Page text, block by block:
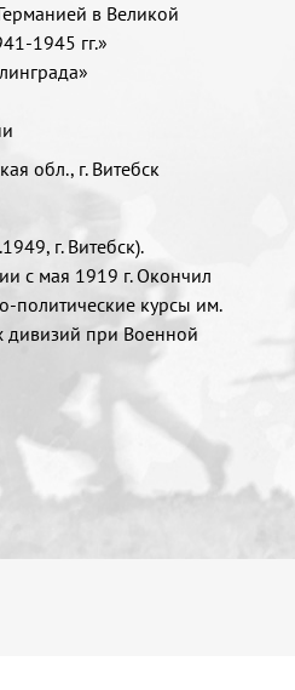
в Великой
1945 гг.»
обл., г. Витебск
г. Витебск).
с мая 1919 г. Окончил
политические курсы им.
дивизий при Военной